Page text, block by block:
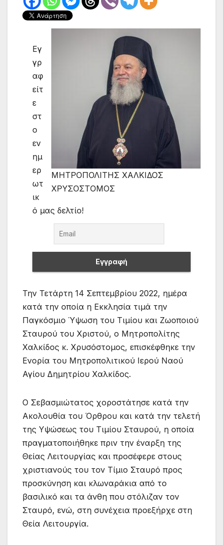
ΜΗΤΡΟΠΟΛΙΤΗΣ ΧΑΛΚΙΔΟΣ
ΧΡΥΣΟΣΤΟΜΟΣ
Εγ
γρ
αφ
είτ
ε
στ
ο
εν
ημ
ερ
ωτ
ικ
ό μας δελτίο!
Την Τετάρτη 14 Σεπτεμβρίου 2022, ημέρα
κατά την οποία η Εκκλησία τιμά την
Παγκόσμιο Ύψωση του Τιμίου και Ζωοποιού
Σταυρού του Χριστού, ο Μητροπολίτης
Χαλκίδος κ. Χρυσόστομος, επισκέφθηκε την
Ενορία του Μητροπολιτικού Ιερού Ναού
Αγίου Δημητρίου Χαλκίδος.
Ο Σεβασμιώτατος χοροστάτησε κατά την
Ακολουθία του Όρθρου και κατά την τελετή
της Υψώσεως του Τιμίου Σταυρού, η οποία
πραγματοποιήθηκε πριν την έναρξη της
Θείας Λειτουργίας και προσέφερε στους
χριστιανούς του τον Τίμιο Σταυρό προς
προσκύνηση και κλωναράκια από το
βασιλικό και τα άνθη που στόλιζαν τον
Σταυρό, ενώ, στη συνέχεια προεξήρχε στη
Θεία Λειτουργία.